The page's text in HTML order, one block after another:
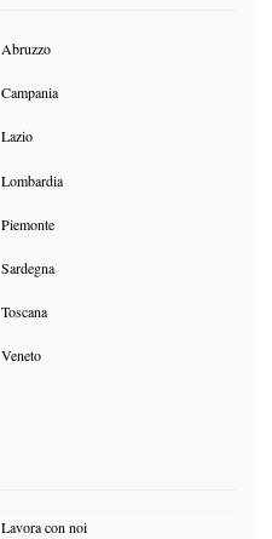
Abruzzo
Campania
Lazio
Lombardia
Piemonte
Sardegna
Toscana
Veneto
Lavora con noi